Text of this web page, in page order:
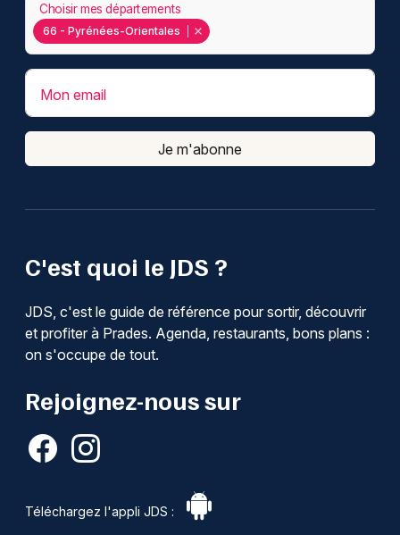
C'est quoi le JDS ?
JDS, c'est le guide de référence pour sortir, découvrir
et profiter à Prades. Agenda, restaurants, bons plans :
on s'occupe de tout.
Rejoignez-nous sur
Téléchargez l'appli JDS :
66 - Pyrénées-Orientales
Choisir mes départements
Mon email
Je m'abonne